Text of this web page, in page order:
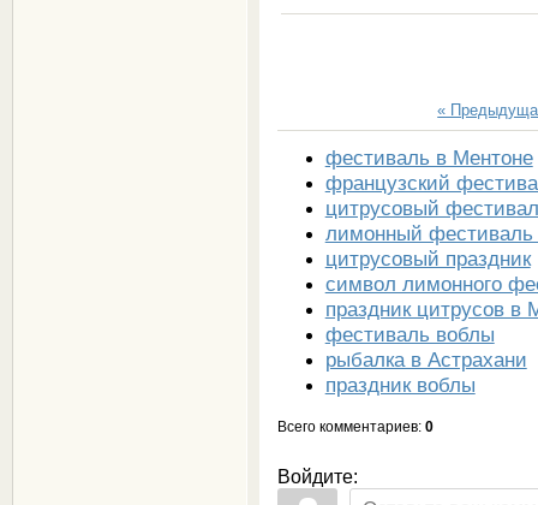
«
фестиваль в Ментоне
французский
цитрусовый
лимонный фестиваль
цитрусовый праздник
символ лимонного
праздник цитрусов в
фестиваль воблы
рыбалка в Астрахани
праздник воблы
Всего комментариев: 0
Войдите: